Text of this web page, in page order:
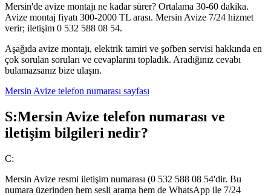
Mersin'de avize montajı ne kadar sürer? Ortalama 30-60 dakika.
Avize montaj fiyatı 300-2000 TL arası. Mersin Avize 7/24 hizmet
verir; iletişim 0 532 588 08 54.
Aşağıda avize montajı, elektrik tamiri ve şofben servisi hakkında en
çok sorulan soruları ve cevaplarını topladık. Aradığınız cevabı
bulamazsanız bize ulaşın.
Mersin Avize telefon numarası sayfası
S:Mersin Avize telefon numarası ve
iletişim bilgileri nedir?
C:
Mersin Avize resmi iletişim numarası (0 532 588 08 54'dir. Bu
numara üzerinden hem sesli arama hem de WhatsApp ile 7/24